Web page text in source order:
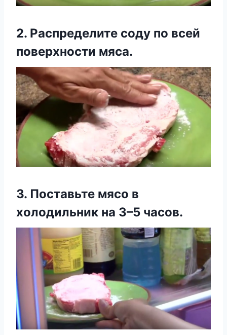
2. Распределите соду по всей
поверхности мяса.
3. Поставьте мясо в
холодильник на 3–5 часов.